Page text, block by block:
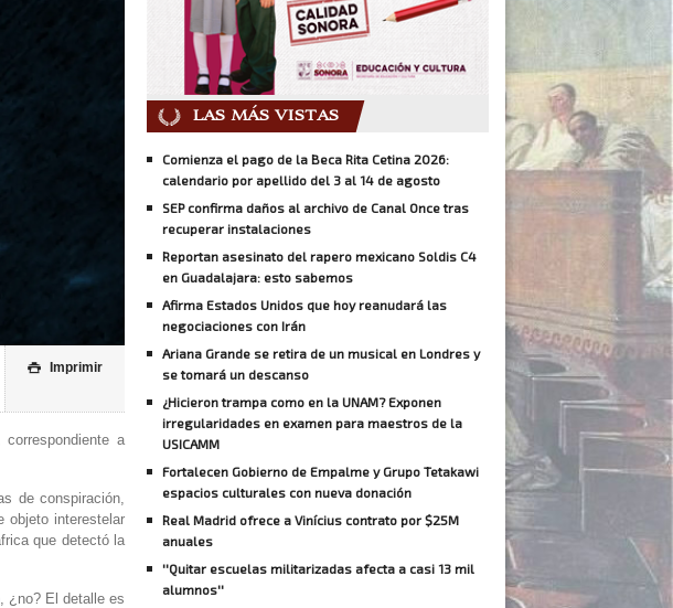
 Imprimir
a
de conspiración,
objeto interestelar
que detectó la
, ¿no? El detalle es
LAS MÁS VISTAS
Comienza el pago de la Beca Rita Cetina 2026:
calendario por apellido del 3 al 14 de agosto
SEP confirma daños al archivo de Canal Once tras
recuperar instalaciones
Reportan asesinato del rapero mexicano Soldis C4
en Guadalajara: esto sabemos
Afirma Estados Unidos que hoy reanudará las
negociaciones con Irán
Ariana Grande se retira de un musical en Londres y
se tomará un descanso
¿Hicieron trampa como en la UNAM? Exponen
irregularidades en examen para maestros de la
USICAMM
Fortalecen Gobierno de Empalme y Grupo Tetakawi
espacios culturales con nueva donación
Real Madrid ofrece a Vinícius contrato por $25M
anuales
''Quitar escuelas militarizadas afecta a casi 13 mil
alumnos''